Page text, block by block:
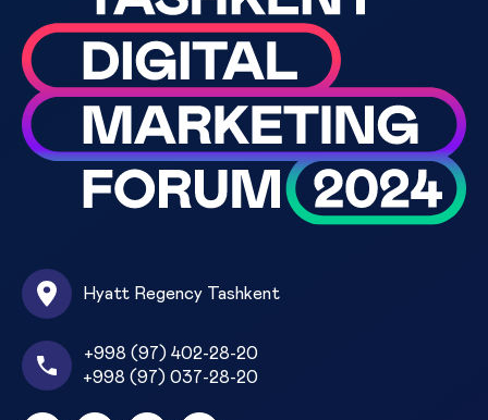
Hyatt Regency Tashkent
+998 (97) 402-28-20
+998 (97) 037-28-20